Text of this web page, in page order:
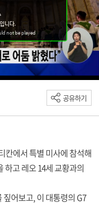
공유하기
칸에서 특별 미사에 참석해
하고 레오 14세 교황과의
어보고, 이 대통령의 G7